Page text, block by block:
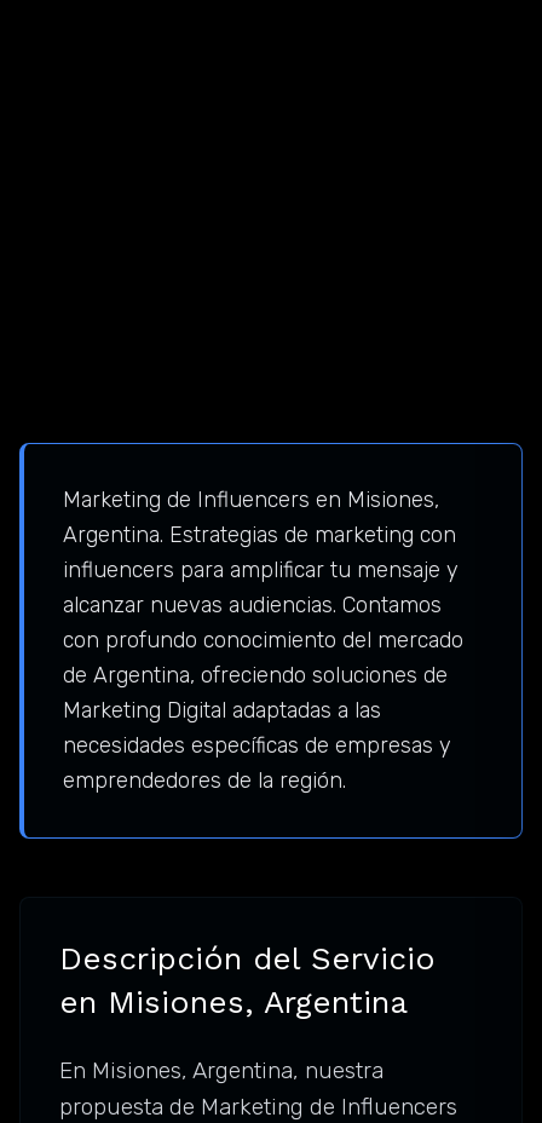
Marketing de Influencers en Misiones,
Argentina. Estrategias de marketing con
influencers para amplificar tu mensaje y
alcanzar nuevas audiencias. Contamos
con profundo conocimiento del mercado
de Argentina, ofreciendo soluciones de
Marketing Digital adaptadas a las
necesidades específicas de empresas y
emprendedores de la región.
Descripción del Servicio
en Misiones, Argentina
En Misiones, Argentina, nuestra
propuesta de Marketing de Influencers